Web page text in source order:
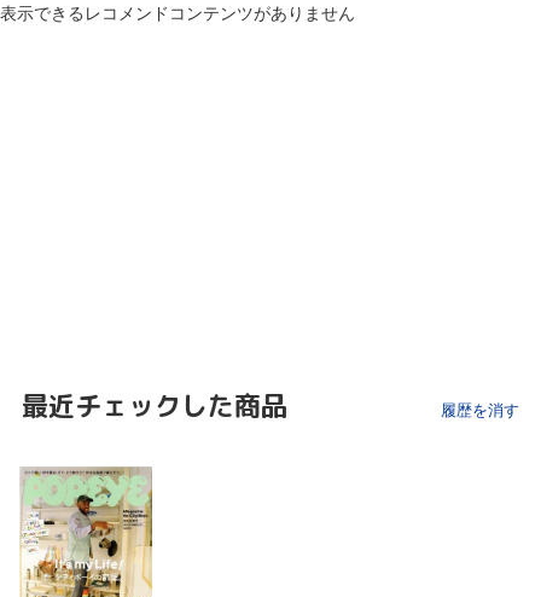
表示できるレコメンドコンテンツがありません
最近チェックした商品 履歴を消す